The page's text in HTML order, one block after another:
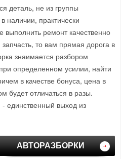
деталь, не из группы
наличии, практически
выполнить ремонт качественно
то вам прямая дорога в
знаимается разбором
определенном усилии, найти
в качестве бонуса, цена в
будет отличаться в разы.
- единственный выход из
АВТОРАЗБОРКИ